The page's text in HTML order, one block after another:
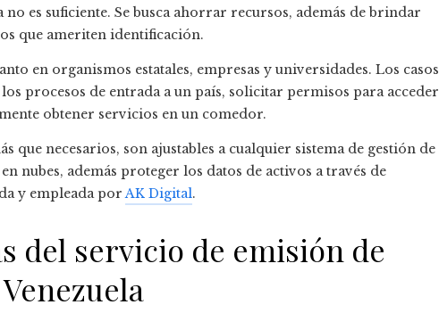
es suficiente. Se busca ahorrar recursos, además de brindar
que ameriten identificación.
en organismos estatales, empresas y universidades. Los casos
procesos de entrada a un país, solicitar permisos para acceder
obtener servicios en un comedor.
que necesarios, son ajustables a cualquier sistema de gestión de
nubes, además proteger los datos de activos a través de
y empleada porAK Digital.
del servicio de emisión de